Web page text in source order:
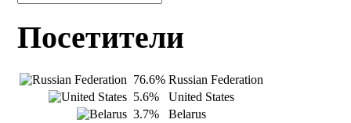
Посетители
76.6% Russian Federation
5.6%
United States
3.7%
Belarus